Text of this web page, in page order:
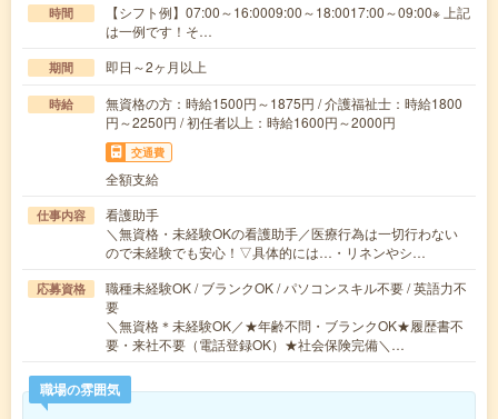
時間
【シフト例】07:00～16:0009:00～18:0017:00～09:00※ 上記
は一例です！そ…
期間 即日～2ヶ月以上
時給
無資格の方：時給1500円～1875円 / 介護福祉士：時給1800
円～2250円 / 初任者以上：時給1600円～2000円
交通費
全額支給
仕事内容
看護助手
＼無資格・未経験OKの看護助手／医療行為は一切行わない
ので未経験でも安心！▽具体的には…・リネンやシ…
応募資格
職種未経験OK / ブランクOK / パソコンスキル不要 / 英語力不
要
＼無資格＊未経験OK／★年齢不問・ブランクOK★履歴書不
要・来社不要（電話登録OK）★社会保険完備＼…
職場の雰囲気